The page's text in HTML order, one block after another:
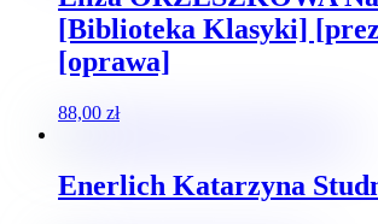
[Biblioteka Klasyki]
[oprawa]
88,00 zł
Enerlich Katarzyna